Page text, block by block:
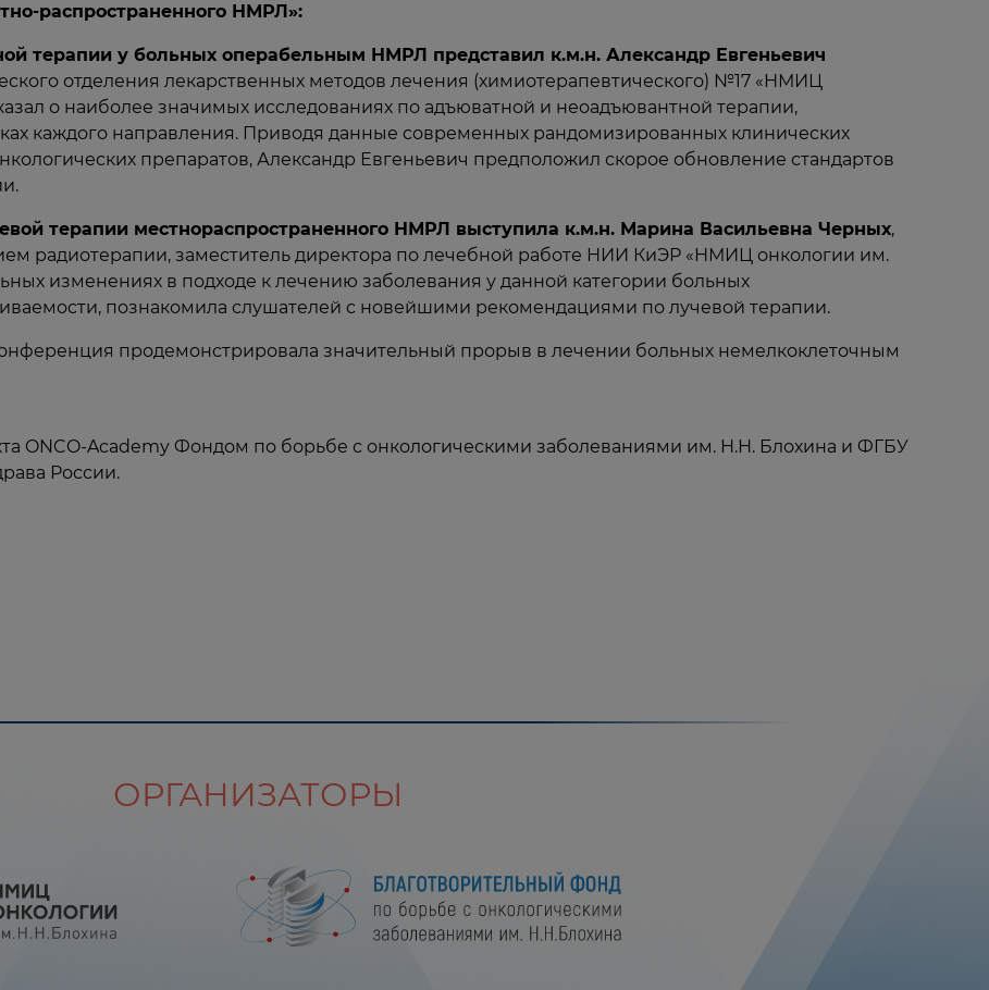
распространенного НМРЛ»:
терапии у больных операбельным НМРЛ представил к.м.н. Александр Евгеньевич
отделения лекарственных методов лечения (химиотерапевтического) №17 «НМИЦ
о наиболее значимых исследованиях по адъюватной и неоадъювантной терапии,
каждого направления. Приводя данные современных рандомизированных клинических
препаратов, Александр Евгеньевич предположил скорое обновление стандартов
терапии местнораспространенного НМРЛ выступила к.м.н. Марина Васильевна Черных,
радиотерапии, заместитель директора по лечебной работе НИИ КиЭР «НМИЦ онкологии им.
изменениях в подходе к лечению заболевания у данной категории больных
познакомила слушателей с новейшими рекомендациями по лучевой терапии.
продемонстрировала значительный прорыв в лечении больных немелкоклеточным
ONCO-Academy Фондом по борьбе с онкологическими заболеваниями им. Н.Н. Блохина и ФГБУ
России.
ОРГАНИЗАТОРЫ